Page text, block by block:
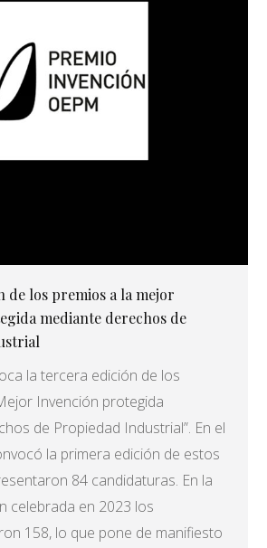
de los premios a la mejor
mediante derechos de
la tercera edición de los
Invención protegida
de Propiedad Industrial”. En el
la primera edición de estos
84 candidaturas. En la
celebrada en 2023 los
158, lo que pone de manifiesto